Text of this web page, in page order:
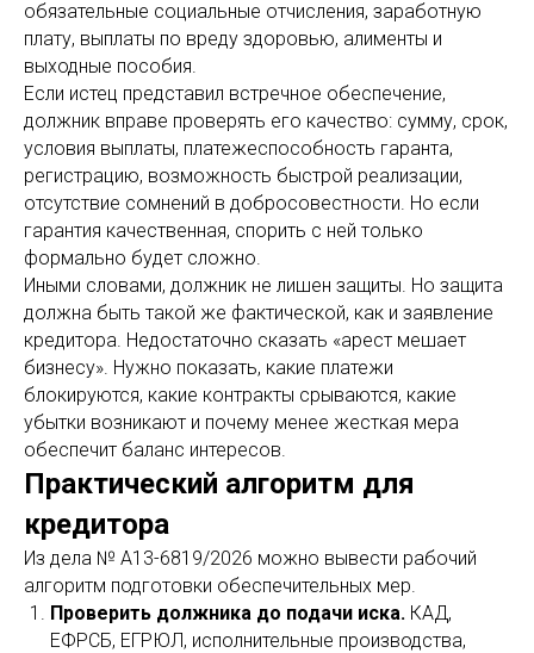
обязательные социальные отчисления, заработную
плату, выплаты по вреду здоровью, алименты и
выходные пособия.
Если истец представил встречное обеспечение,
должник вправе проверять его качество: сумму, срок,
условия выплаты, платежеспособность гаранта,
регистрацию, возможность быстрой реализации,
отсутствие сомнений в добросовестности. Но если
гарантия качественная, спорить с ней только
формально будет сложно.
Иными словами, должник не лишен защиты. Но защита
должна быть такой же фактической, как и заявление
кредитора. Недостаточно сказать «арест мешает
бизнесу». Нужно показать, какие платежи
блокируются, какие контракты срываются, какие
убытки возникают и почему менее жесткая мера
обеспечит баланс интересов.
Практический алгоритм для
кредитора
Из дела № А13-6819/2026 можно вывести рабочий
алгоритм подготовки обеспечительных мер.
Проверить должника до подачи иска. КАД,
ЕФРСБ, ЕГРЮЛ, исполнительные производства,